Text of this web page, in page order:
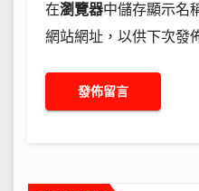
在瀏覽器中儲存顯示名
網站網址，以供下次發